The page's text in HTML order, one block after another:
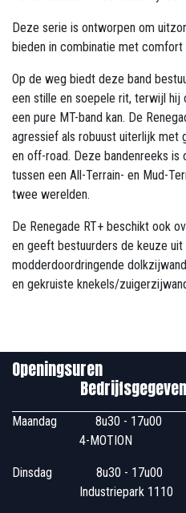
Deze serie is ontworpen om
bieden in combinatie met
Op de weg biedt deze band
een stille en soepele rit, terwijl hij
een pure MT-band kan. De
agressief als robuust uiterlijk met
en off-road. Deze bandenreeks is
tussen een All-Terrain- en Mud-
twee werelden.
De Renegade RT+ beschikt ook
en geeft bestuurders de keuze
modderdoordringende
en gekruiste knekels/
Maandag
4-MOTION
Dinsdag
Industriepark 1110